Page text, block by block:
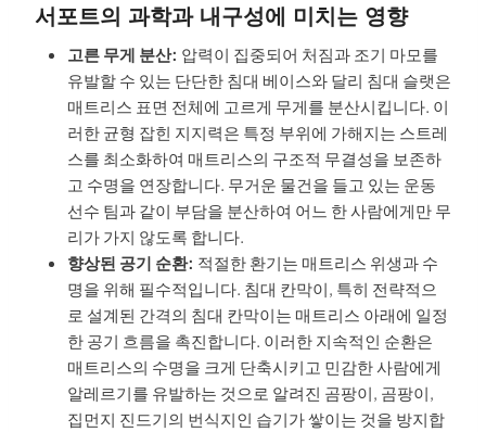
서포트의 과학과 내구성에 미치는 영향
고른 무게 분산: 압력이 집중되어 처짐과 조기 마모를
유발할 수 있는 단단한 침대 베이스와 달리 침대 슬랫은
매트리스 표면 전체에 고르게 무게를 분산시킵니다. 이
러한 균형 잡힌 지지력은 특정 부위에 가해지는 스트레
스를 최소화하여 매트리스의 구조적 무결성을 보존하
고 수명을 연장합니다. 무거운 물건을 들고 있는 운동
선수 팀과 같이 부담을 분산하여 어느 한 사람에게만 무
리가 가지 않도록 합니다.
향상된 공기 순환: 적절한 환기는 매트리스 위생과 수
명을 위해 필수적입니다. 침대 칸막이, 특히 전략적으
로 설계된 간격의 침대 칸막이는 매트리스 아래에 일정
한 공기 흐름을 촉진합니다. 이러한 지속적인 순환은
매트리스의 수명을 크게 단축시키고 민감한 사람에게
알레르기를 유발하는 것으로 알려진 곰팡이, 곰팡이,
집먼지 진드기의 번식지인 습기가 쌓이는 것을 방지합